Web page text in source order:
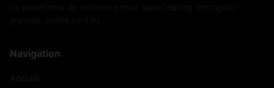
Navigation